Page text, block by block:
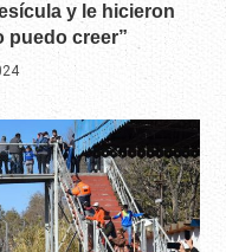
y le hicieron
puedo creer”